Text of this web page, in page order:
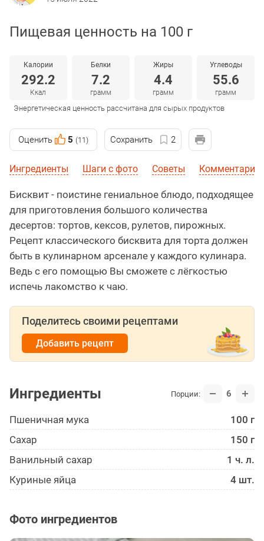
Пищевая ценность на 100 г
Калории
292.2
Ккал
Белки
7.2
грамм
Жиры
4.4
грамм
Углеводы
55.6
грамм
Энергетическая ценность рассчитана для сырых продуктов
Оценить 5 (11) Сохранить 2
Ингредиенты Шаги с фото Советы Комментарии
Бисквит - поистине гениальное блюдо, подходящее
для приготовления большого количества
десертов: тортов, кексов, рулетов, пирожных.
Рецепт классического бисквита для торта должен
быть в кулинарном арсенале у каждого кулинара.
Ведь с его помощью Вы сможете с лёгкостью
испечь лакомство к чаю.
Поделитесь своими рецептами
Добавить рецепт
Ингредиенты Порции: 6
Пшеничная мука
100 г
Сахар
150 г
Ванильный сахар
1 ч. л.
Куриные яйца
4 шт.
Фото ингредиентов